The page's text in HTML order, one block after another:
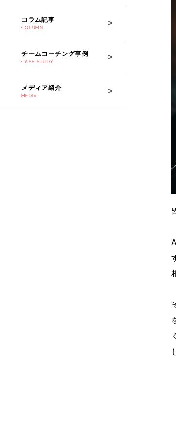
コラム記事
COLUMN
チームコーチング事例
CASE STUDY
メディア紹介
MEDIA